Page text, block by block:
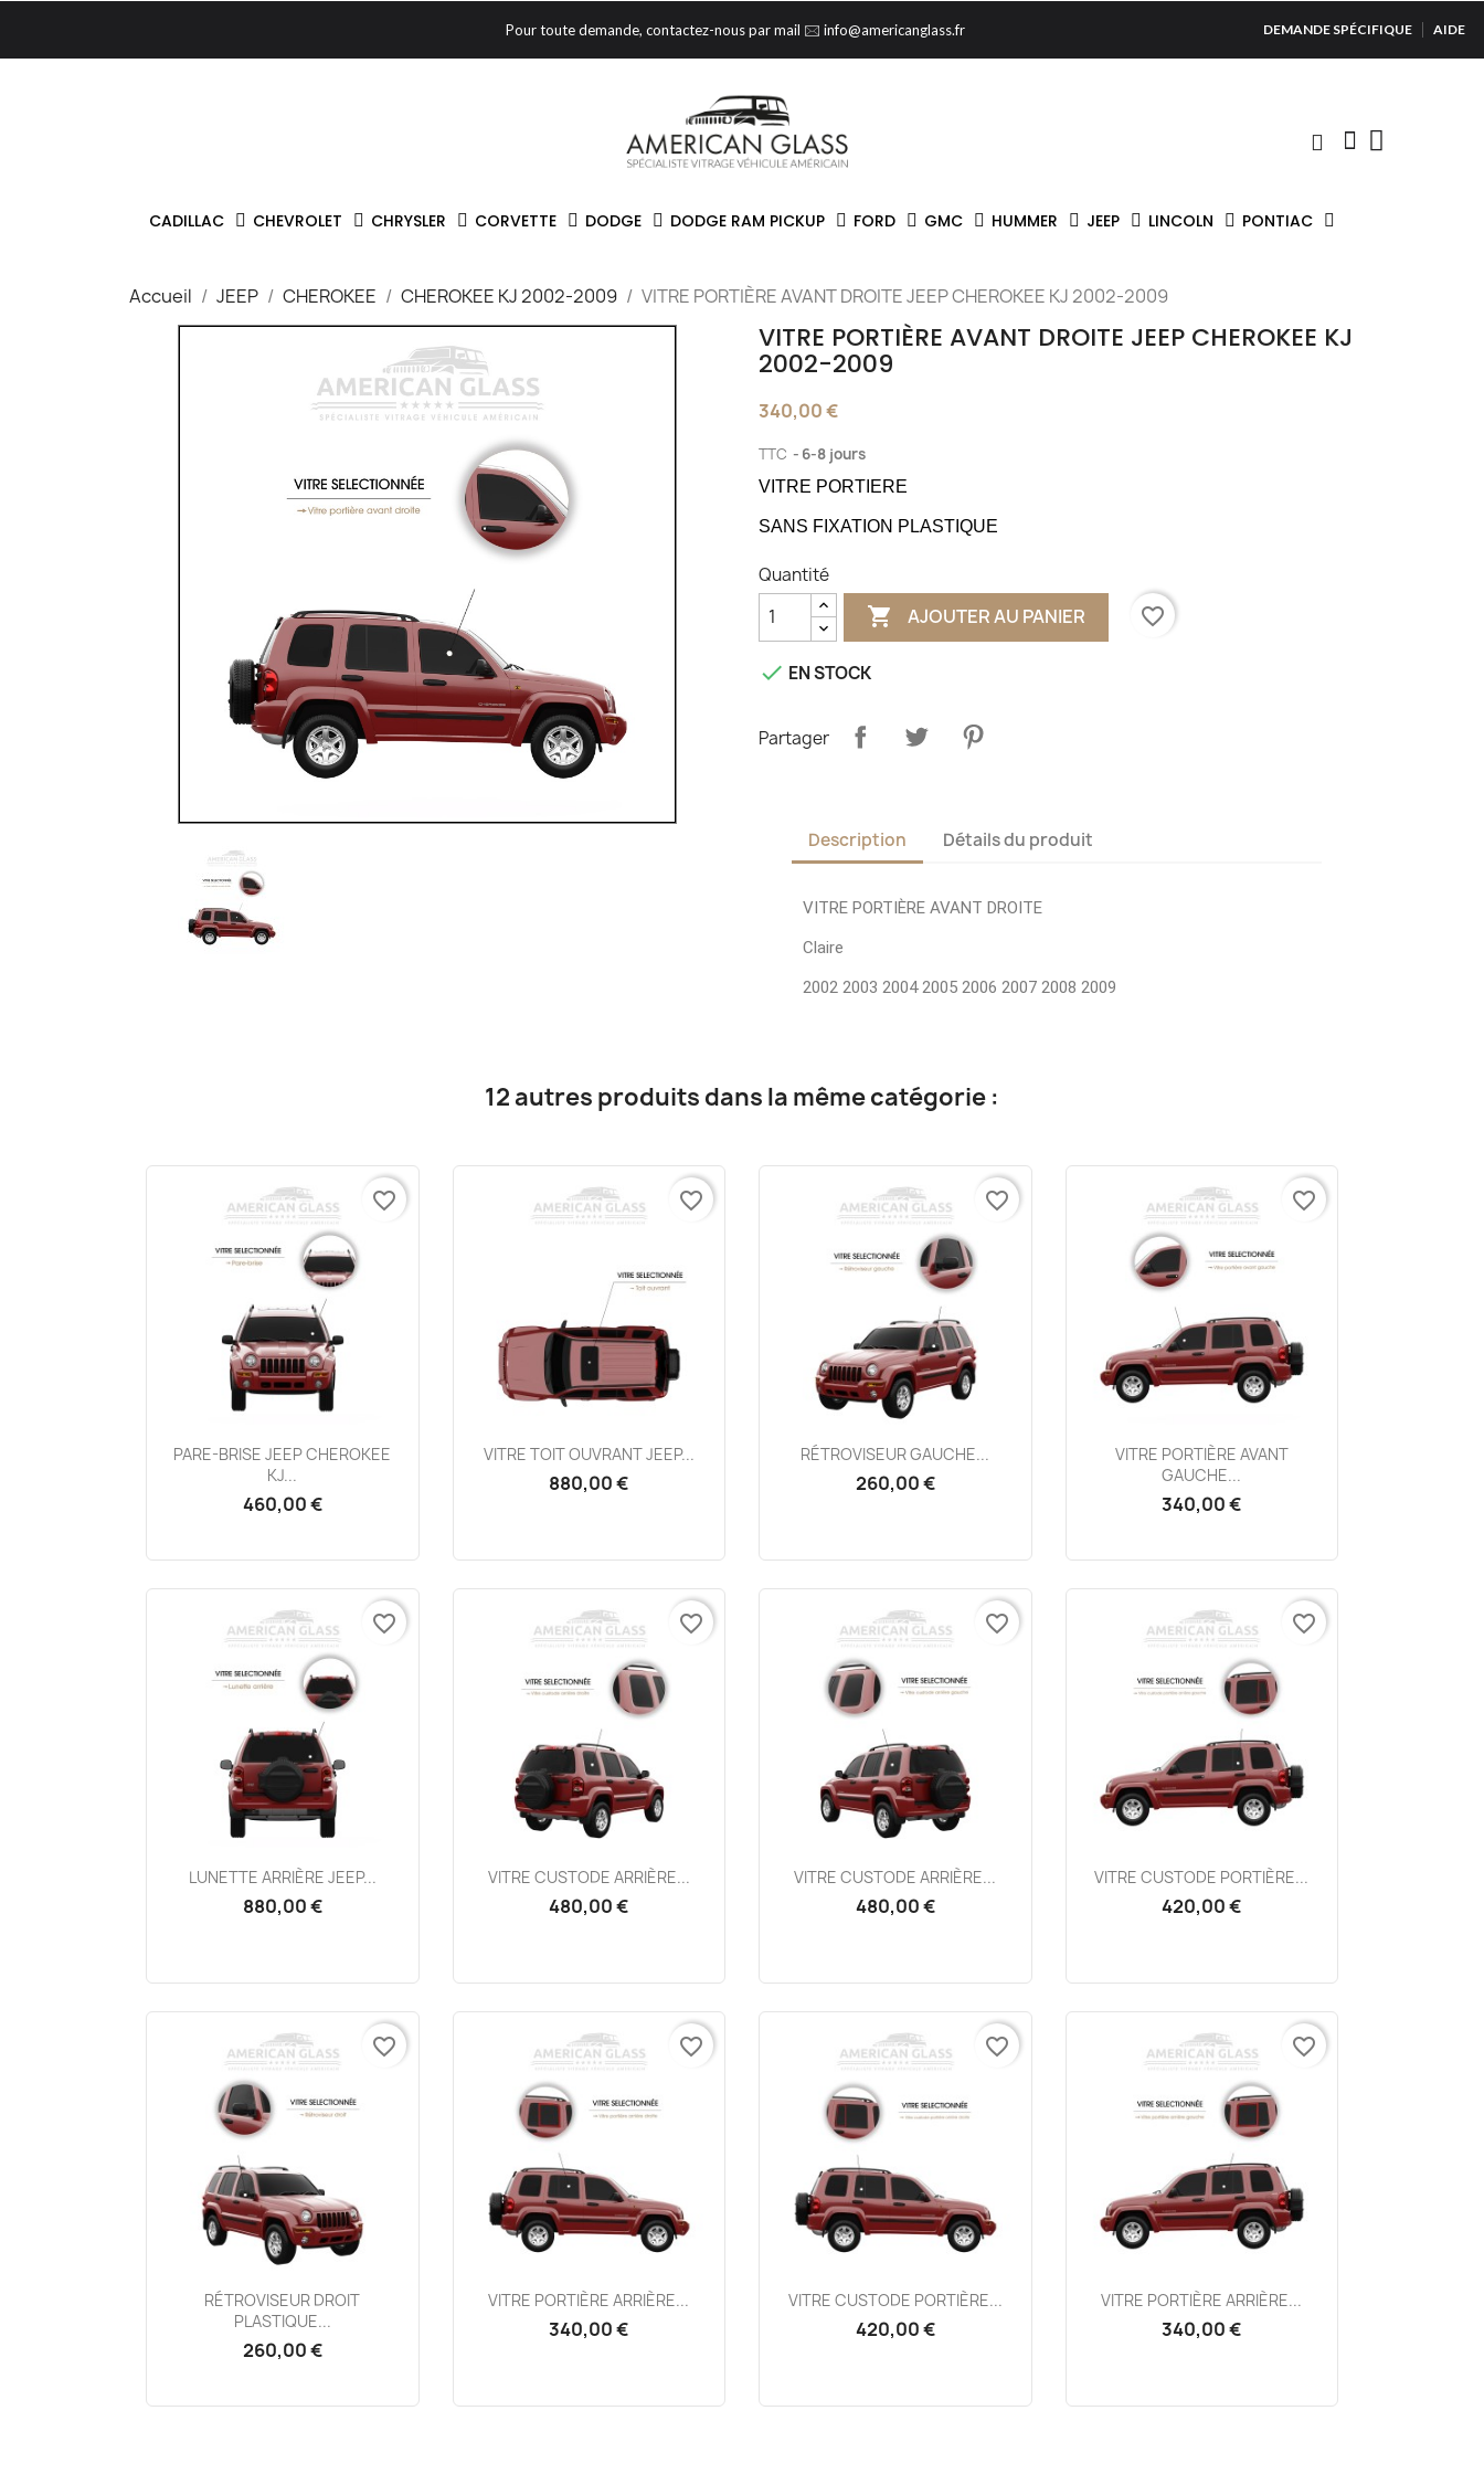
Pour toute demande, contactez-nous par mail 🖂 info@americanglass.fr DEMANDE SPÉCIFIQUE AIDE
CADILLAC CHEVROLET CHRYSLER CORVETTE DODGE DODGE RAM PICKUP FORD GMC HUMMER JEEP LINCOLN PONTIAC
Accueil JEEP CHEROKEE CHEROKEE KJ 2002-2009 VITRE PORTIÈRE AVANT DROITE JEEP CHEROKEE KJ 2002-2009
VITRE PORTIÈRE AVANT DROITE JEEP CHEROKEE KJ
2002-2009
340,00 €
TTC 6-8 jours
VITRE PORTIERE
SANS FIXATION PLASTIQUE
Quantité
 AJOUTER AU PANIER favorite_border
 EN STOCK
Partager
Description Détails du produit
VITRE PORTIÈRE AVANT DROITE
Claire
2002 2003 2004 2005 2006 2007 2008 2009
12 autres produits dans la même catégorie :
Aperçu rapide
PARE-BRISE JEEP CHEROKEE
KJ...
460,00 €
favorite_border
Aperçu rapide
VITRE TOIT OUVRANT JEEP...
880,00 €
favorite_border
Aperçu rapide
RÉTROVISEUR GAUCHE...
260,00 €
favorite_border
Aperçu rapide
VITRE PORTIÈRE AVANT
GAUCHE...
340,00 €
favorite_border
Aperçu rapide
LUNETTE ARRIÈRE JEEP...
880,00 €
favorite_border
Aperçu rapide
VITRE CUSTODE ARRIÈRE...
480,00 €
favorite_border
Aperçu rapide
VITRE CUSTODE ARRIÈRE...
480,00 €
favorite_border
Aperçu rapide
VITRE CUSTODE PORTIÈRE...
420,00 €
favorite_border
Aperçu rapide
RÉTROVISEUR DROIT
PLASTIQUE...
260,00 €
favorite_border
Aperçu rapide
VITRE PORTIÈRE ARRIÈRE...
340,00 €
favorite_border
Aperçu rapide
VITRE CUSTODE PORTIÈRE...
420,00 €
favorite_border
Aperçu rapide
VITRE PORTIÈRE ARRIÈRE...
340,00 €
favorite_border